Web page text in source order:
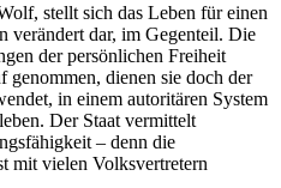
stellt sich das Leben für einen
verändert dar, im Gegenteil. Die
der persönlichen Freiheit
dienen sie doch der
in einem autoritären System
Der Staat vermittelt
– denn die
mit vielen Volksvertretern